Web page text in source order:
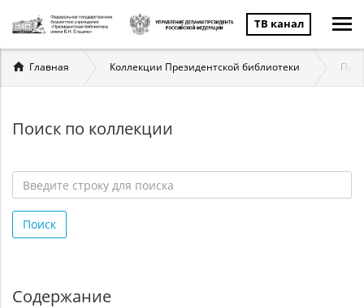
ТВ канал
Вы
здесь
Главная Коллекции Президентской библиотеки
Поиск по коллекции
строку
для
Поиск
Содержание